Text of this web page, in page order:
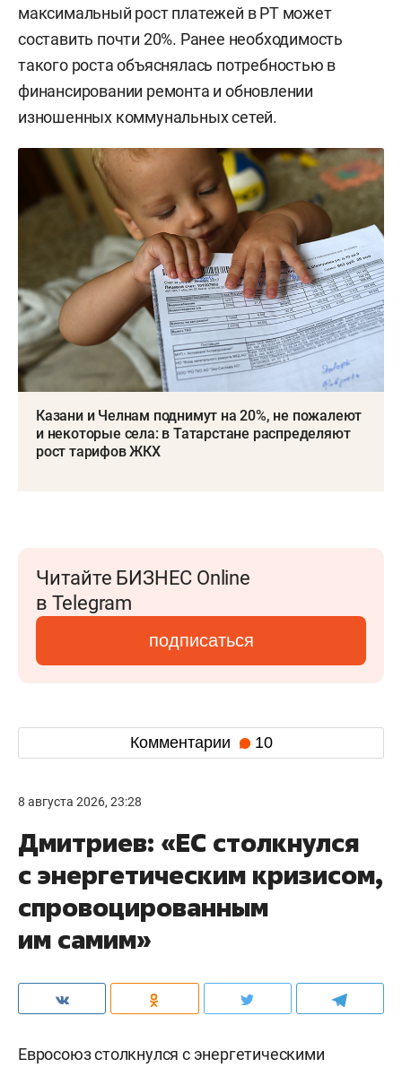
максимальный рост платежей в РТ может
составить почти 20%. Ранее необходимость
такого роста объяснялась потребностью в
финансировании ремонта и обновлении
изношенных коммунальных сетей.
Казани и Челнам поднимут на 20%, не пожалеют
и некоторые села: в Татарстане распределяют
рост тарифов ЖКХ
Читайте БИЗНЕС Online
в Telegram
подписаться
Комментарии 10
8 августа 2026, 23:28
Дмитриев: «ЕС столкнулся
с энергетическим кризисом,
спровоцированным
им самим»
Евросоюз столкнулся с энергетическими